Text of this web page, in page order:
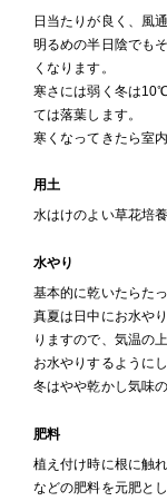
日当たりが良く、風
明るめの半日陰でも
くなります。
寒さには弱く冬は
ては落葉します。
寒くなってきたら室
用土
水はけのよい草花培
水やり
基本的に乾いたらた
真夏は日中にお水や
りますので、気温の
お水やりするように
冬はやや乾かし気味
肥料
植え付け時に根に触
などの肥料を元肥と